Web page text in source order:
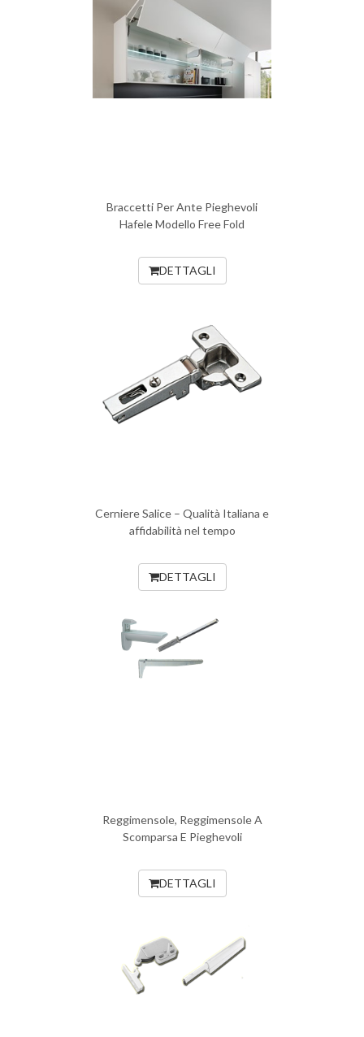
Braccetti Per Ante Pieghevoli
Hafele Modello Free Fold
DETTAGLI
Cerniere Salice – Qualità Italiana e
affidabilità nel tempo
DETTAGLI
Reggimensole, Reggimensole A
Scomparsa E Pieghevoli
DETTAGLI